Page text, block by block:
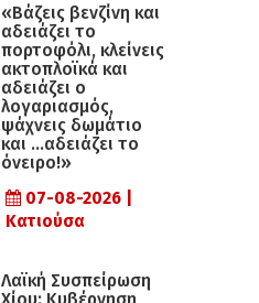
«Βάζεις βενζίνη και
αδειάζει το
πορτοφόλι, κλείνεις
ακτοπλοϊκά και
αδειάζει ο
λογαριασμός,
ψάχνεις δωμάτιο
και …αδειάζει το
όνειρο!»
07-08-2026 |
Κατιούσα
Λαϊκή Συσπείρωση